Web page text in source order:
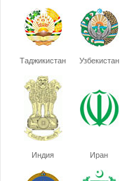
Таджикистан Узбекистан
Индия Иран